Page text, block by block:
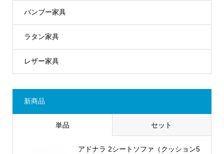
バンブー家具
ラタン家具
レザー家具
新商品
単品 セット
アドナラ 2シートソファ（クッション5